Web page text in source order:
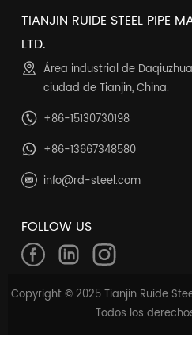
TIANJIN RUIDE STEEL PIPE
LTD.
Área industrial de
ciudad de Tianjin, China.
+86-15130730198
+86-13667348580
info@rd-steel.com
FOLLOW US
Copyright © 2025 Tianjin Ruide
Todos los